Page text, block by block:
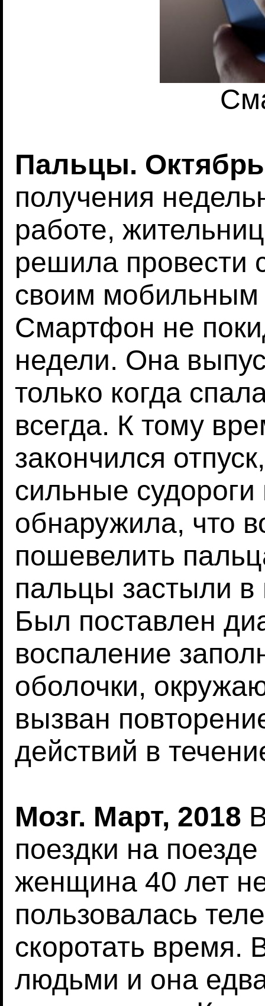
Пальцы.
получения
работе,
решила провести
своим мобильным
Смартфон не
недели. Она
только когда
всегда. К тому
закончился
сильные
обнаружила, что
пошевелить
пальцы застыли
Был поставлен
воспаление
оболочки,
вызван
действий в
Мозг. Март, 2018
поездки на
женщина 40 лет
пользовалась
скоротать время.
людьми и она